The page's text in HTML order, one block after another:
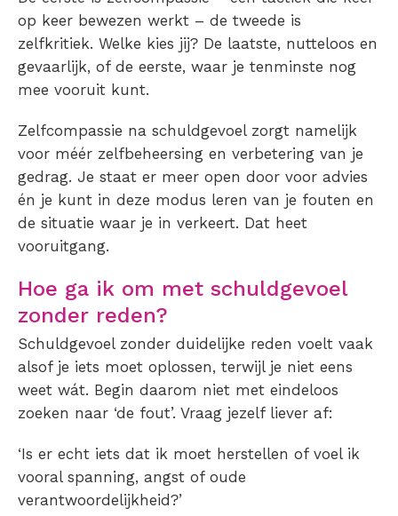
op keer bewezen werkt – de tweede is
zelfkritiek. Welke kies jij? De laatste, nutteloos en
gevaarlijk, of de eerste, waar je tenminste nog
mee vooruit kunt.
Zelfcompassie na schuldgevoel zorgt namelijk
voor méér zelfbeheersing en verbetering van je
gedrag. Je staat er meer open door voor advies
én je kunt in deze modus leren van je fouten en
de situatie waar je in verkeert. Dat heet
vooruitgang.
Hoe ga ik om met schuldgevoel
zonder reden?
Schuldgevoel zonder duidelijke reden voelt vaak
alsof je iets moet oplossen, terwijl je niet eens
weet wát. Begin daarom niet met eindeloos
zoeken naar ‘de fout’. Vraag jezelf liever af:
‘Is er echt iets dat ik moet herstellen of voel ik
vooral spanning, angst of oude
verantwoordelijkheid?’